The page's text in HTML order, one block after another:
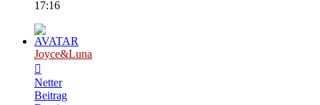
17:16
Joyce&Luna
Netter
Beitrag